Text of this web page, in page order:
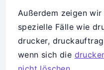
Außerdem zeigen
spezielle Fälle wie
drucker,
wenn sich die